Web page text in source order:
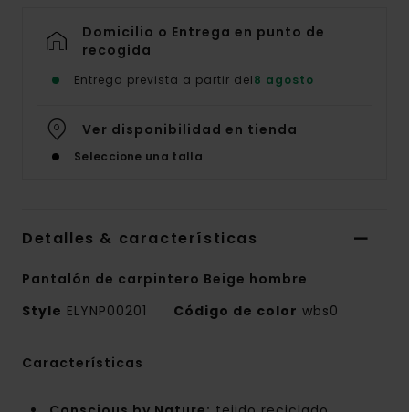
Domicilio o Entrega en punto de
recogida
Entrega prevista a partir del8 agosto
Ver disponibilidad en tienda
Seleccione una talla
Detalles & características
Pantalón de carpintero Beige hombre
Style ELYNP00201 Código de color wbs0
Características